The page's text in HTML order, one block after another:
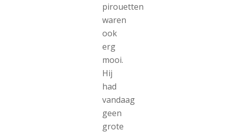
pirouetten
waren
ook
erg
mooi.
Hij
had
vandaag
geen
grote